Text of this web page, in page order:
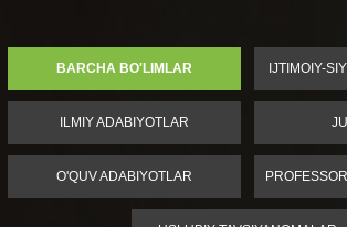
BARCHA BO'LIMLAR IJTIMOIY-
ILMIY ADABIYOTLAR
O'QUV ADABIYOTLAR